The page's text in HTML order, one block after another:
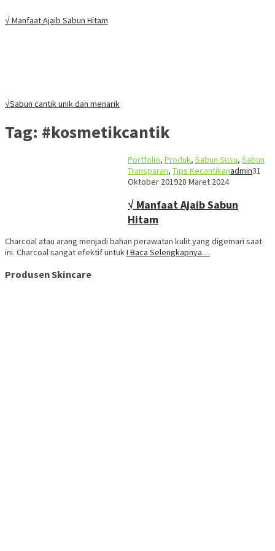
√ Manfaat Ajaib Sabun Hitam
√Sabun cantik unik dan menarik
Tag: #kosmetikcantik
Portfolio, Produk, Sabun Susu, Sabun
Transparan, Tips Kecantikanadmin31
Oktober 201928 Maret 2024
√ Manfaat Ajaib Sabun
Hitam
Charcoal atau arang menjadi bahan perawatan kulit yang digemari saat
ini. Charcoal sangat efektif untukI Baca Selengkapnya…
Produsen Skincare